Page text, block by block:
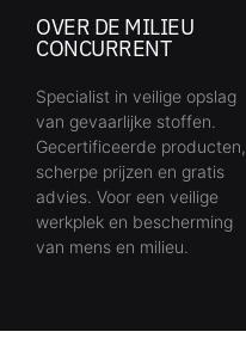
OVER DE MILIEU
CONCURRENT
Specialist in veilige opslag
van gevaarlijke stoffen.
Gecertificeerde producten,
scherpe prijzen en gratis
advies. Voor een veilige
werkplek en bescherming
van mens en milieu.